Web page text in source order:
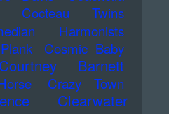
Cocteau Twins
Harmonists
Cosmic Baby
Courtney Barnett
Crazy Town
Clearwater